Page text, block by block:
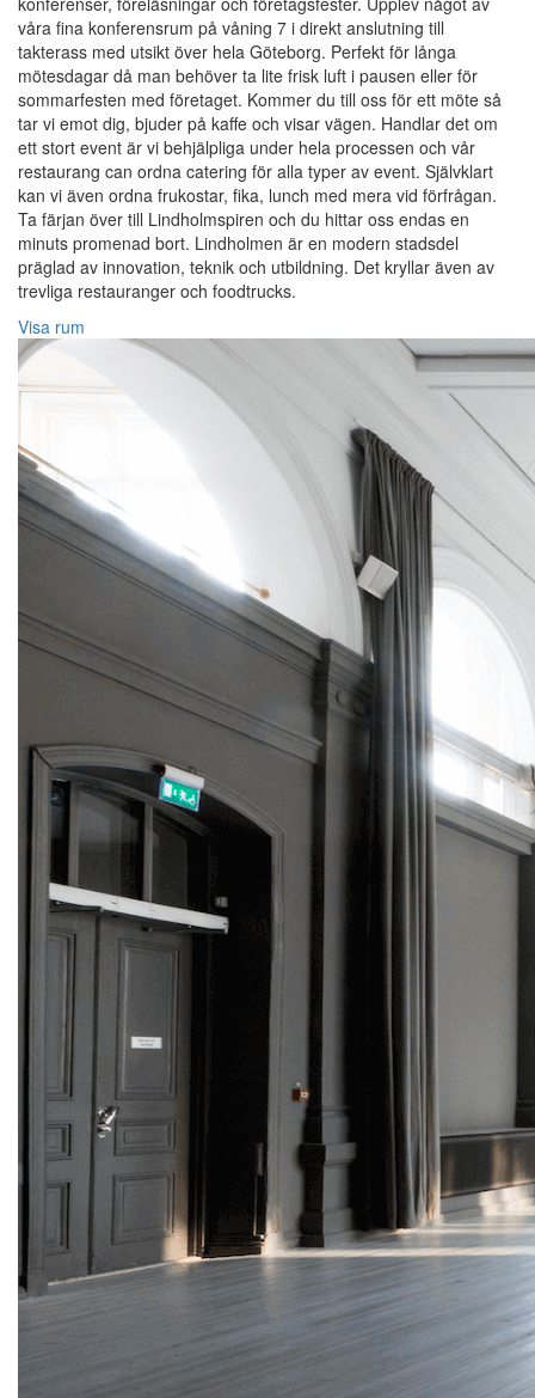
våra fina konferensrum på våning 7 i direkt anslutning till
takterass med utsikt över hela Göteborg. Perfekt för långa
mötesdagar då man behöver ta lite frisk luft i pausen eller för
sommarfesten med företaget. Kommer du till oss för ett möte så
tar vi emot dig, bjuder på kaffe och visar vägen. Handlar det om
ett stort event är vi behjälpliga under hela processen och vår
restaurang can ordna catering för alla typer av event. Självklart
kan vi även ordna frukostar, fika, lunch med mera vid förfrågan.
Ta färjan över till Lindholmspiren och du hittar oss endas en
minuts promenad bort. Lindholmen är en modern stadsdel
präglad av innovation, teknik och utbildning. Det kryllar även av
trevliga restauranger och foodtrucks.
Visa rum